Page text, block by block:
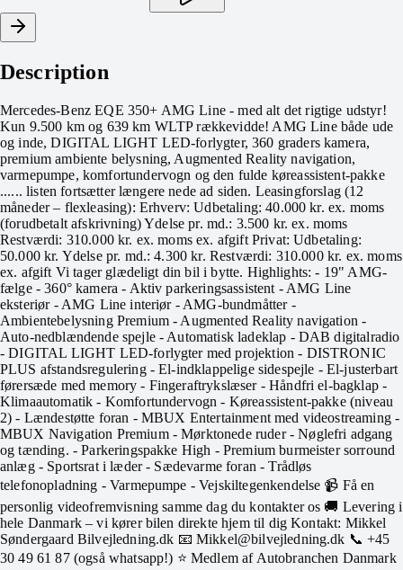
Description
Mercedes-Benz EQE 350+ AMG Line - med alt det rigtige udstyr!
Kun 9.500 km og 639 km WLTP rækkevidde! AMG Line både ude
og inde, DIGITAL LIGHT LED-forlygter, 360 graders kamera,
premium ambiente belysning, Augmented Reality navigation,
varmepumpe, komfortundervogn og den fulde køreassistent-pakke
...... listen fortsætter længere nede ad siden. Leasingforslag (12
måneder – flexleasing): Erhverv: Udbetaling: 40.000 kr. ex. moms
(forudbetalt afskrivning) Ydelse pr. md.: 3.500 kr. ex. moms
Restværdi: 310.000 kr. ex. moms ex. afgift Privat: Udbetaling:
50.000 kr. Ydelse pr. md.: 4.300 kr. Restværdi: 310.000 kr. ex. moms
ex. afgift Vi tager glædeligt din bil i bytte. Highlights: - 19" AMG-
fælge - 360° kamera - Aktiv parkeringsassistent - AMG Line
eksteriør - AMG Line interiør - AMG-bundmåtter -
Ambientebelysning Premium - Augmented Reality navigation -
Auto-nedblændende spejle - Automatisk ladeklap - DAB digitalradio
- DIGITAL LIGHT LED-forlygter med projektion - DISTRONIC
PLUS afstandsregulering - El-indklappelige sidespejle - El-justerbart
førersæde med memory - Fingeraftrykslæser - Håndfri el-bagklap -
Klimaautomatik - Komfortundervogn - Køreassistent-pakke (niveau
2) - Lændestøtte foran - MBUX Entertainment med videostreaming -
MBUX Navigation Premium - Mørktonede ruder - Nøglefri adgang
og tænding. - Parkeringspakke High - Premium burmeister sorround
anlæg - Sportsrat i læder - Sædevarme foran - Trådløs
telefonopladning - Varmepumpe - Vejskiltegenkendelse 📹 Få en
personlig videofremvisning samme dag du kontakter os 🚚 Levering i
hele Danmark – vi kører bilen direkte hjem til dig Kontakt: Mikkel
Søndergaard Bilvejledning.dk 📧 Mikkel@bilvejledning.dk 📞 +45
30 49 61 87 (også whatsapp!) ⭐ Medlem af Autobranchen Danmark